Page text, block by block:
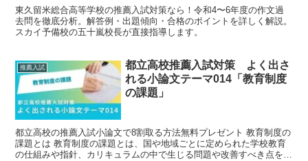
東久留米総合高等学校の推薦入試対策なら！令和4〜6年度の作文過
去問を徹底分析。解答例・出題傾向・合格のポイントを詳しく解説。
スカイ予備校の五十嵐校長が直接指導します。
推薦入試
都立高校推薦入試対策 よく出さ
れる小論文テーマ014「教育制度
の課題」
都立高校の推薦入試小論文で8割取る方法無料プレゼント 教育制度の
課題とは 教育制度の課題とは、国や地域ごとに定められた学校教育
の仕組みや指針、カリキュラムの中で生じる問題や改善すべき点を指